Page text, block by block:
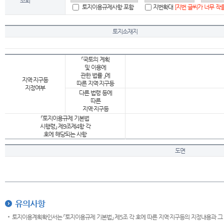
토지이용규제사항 포함
지번확대 [지번 글씨가 너무 작
토지소재지
지역·지구등
지정여부
「국토의 계획
및 이용에
관한 법률 」에
따른 지역·지구등
다른 법령 등에
따른
지역·지구등
「토지이용규제 기본법
시행령」 제9조제4항 각
호에 해당되는 사항
도면
유의사항
토지이용계획확인서는 「토지이용규제 기본법」 제5조 각 호에 따른 지역·지구등의 지정내용